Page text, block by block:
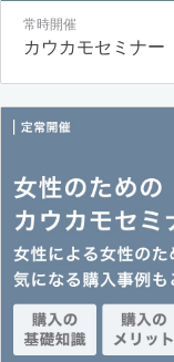
常時開催
カウカモセミナー